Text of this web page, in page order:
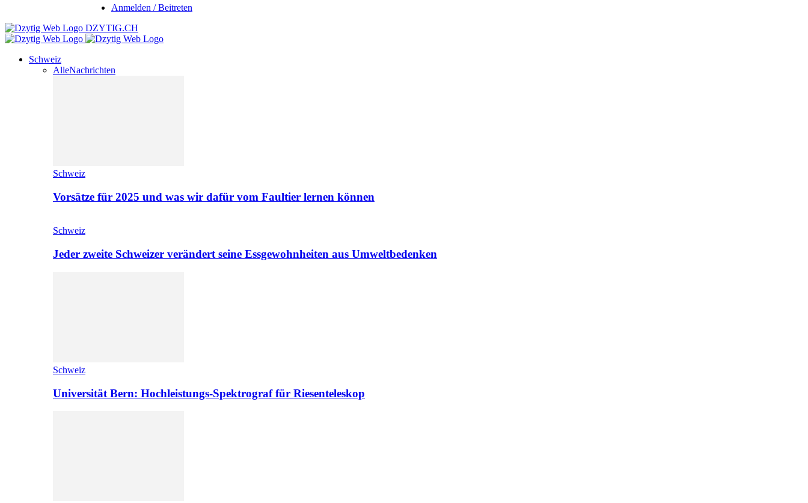
Anmelden / Beitreten
DZYTIG.CH
Schweiz
AlleNachrichten
Schweiz
Vorsätze für 2025 und was wir dafür vom Faultier lernen können
Schweiz
Jeder zweite Schweizer verändert seine Essgewohnheiten aus Umweltbedenken
Schweiz
Universität Bern: Hochleistungs-Spektrograf für Riesenteleskop